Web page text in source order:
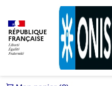
RÉPUBLIQUE
FRANÇAISE